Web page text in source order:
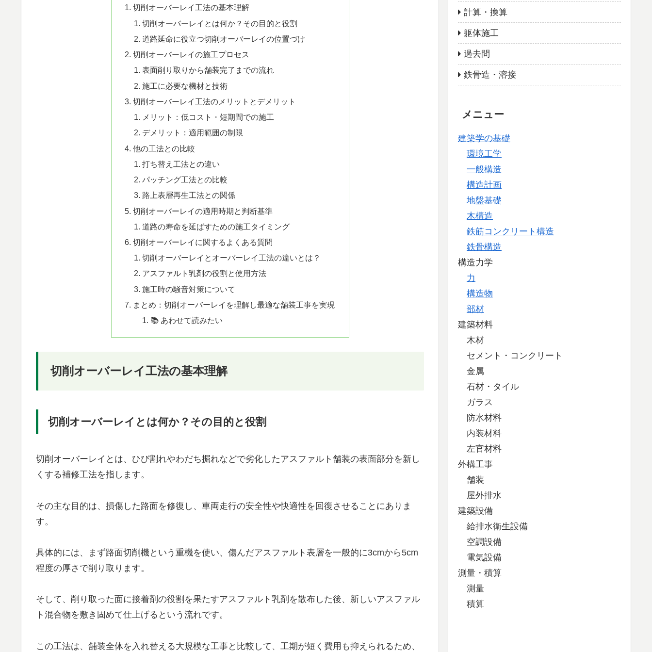
切削オーバーレイ工法の基本理解
切削オーバーレイとは何か？その目的と役割
道路延命に役立つ切削オーバーレイの位置づけ
切削オーバーレイの施工プロセス
表面削り取りから舗装完了までの流れ
施工に必要な機材と技術
切削オーバーレイ工法のメリットとデメリット
メリット：低コスト・短期間での施工
デメリット：適用範囲の制限
他の工法との比較
打ち替え工法との違い
パッチング工法との比較
路上表層再生工法との関係
切削オーバーレイの適用時期と判断基準
道路の寿命を延ばすための施工タイミング
切削オーバーレイに関するよくある質問
切削オーバーレイとオーバーレイ工法の違いとは？
アスファルト乳剤の役割と使用方法
施工時の騒音対策について
まとめ：切削オーバーレイを理解し最適な舗装工事を実現
📚 あわせて読みたい
切削オーバーレイ工法の基本理解
切削オーバーレイとは何か？その目的と役割
切削オーバーレイとは、ひび割れやわだち掘れなどで劣化したアスファルト舗装の表面部分を新し
くする補修工法を指します。
その主な目的は、損傷した路面を修復し、車両走行の安全性や快適性を回復させることにありま
す。
具体的には、まず路面切削機という重機を使い、傷んだアスファルト表層を一般的に3cmから5cm
程度の厚さで削り取ります。
そして、削り取った面に接着剤の役割を果たすアスファルト乳剤を散布した後、新しいアスファル
ト混合物を敷き固めて仕上げるという流れです。
この工法は、舗装全体を入れ替える大規模な工事と比較して、工期が短く費用も抑えられるため、
計算・換算
躯体施工
過去問
鉄骨造・溶接
メニュー
建築学の基礎
環境工学
一般構造
構造計画
地盤基礎
木構造
鉄筋コンクリート構造
鉄骨構造
構造力学
力
構造物
部材
建築材料
木材
セメント・コンクリート
金属
石材・タイル
ガラス
防水材料
内装材料
左官材料
外構工事
舗装
屋外排水
建築設備
給排水衛生設備
空調設備
電気設備
測量・積算
測量
積算